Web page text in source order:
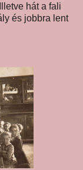
hát a fali
és jobbra lent